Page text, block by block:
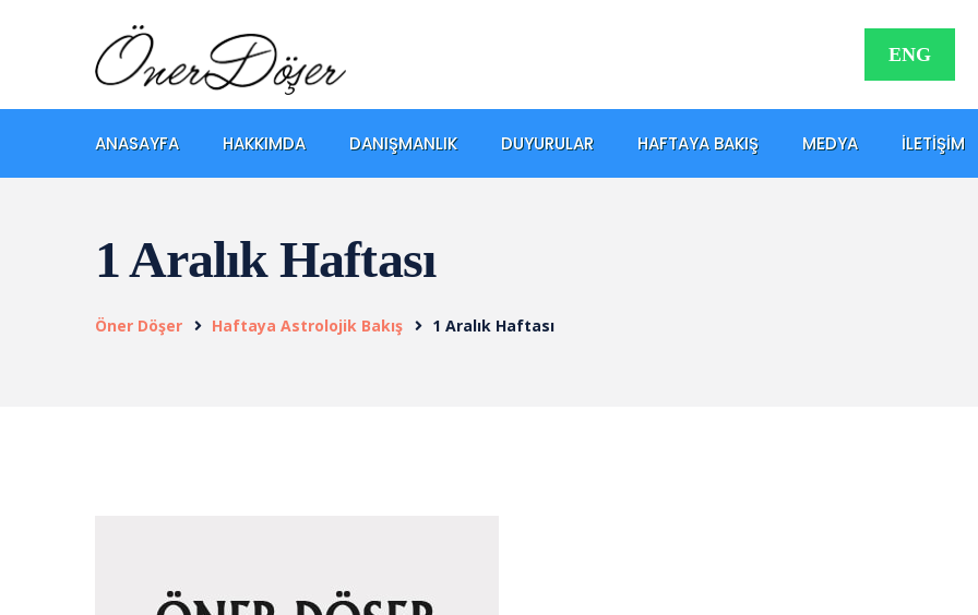
ENG
ANASAYFA HAKKIMDA DANIŞMANLIK DUYURULAR HAFTAYA BAKIŞ MEDYA İLETIŞIM
1 Aralık Haftası
Öner Döşer Haftaya Astrolojik Bakış 1 Aralık Haftası